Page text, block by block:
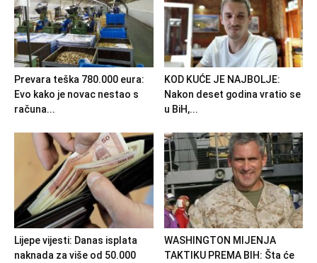
Prevara teška 780.000 eura:
Evo kako je novac nestao s
računa...
KOD KUĆE JE NAJBOLJE:
Nakon deset godina vratio se
u BiH,...
Lijepe vijesti: Danas isplata
naknada za više od 50.000
WASHINGTON MIJENJA
TAKTIKU PREMA BIH: Šta će